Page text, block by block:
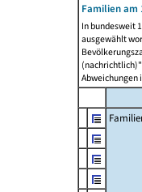
Familien am
In bundesweit
ausgewählt
Abweichungen